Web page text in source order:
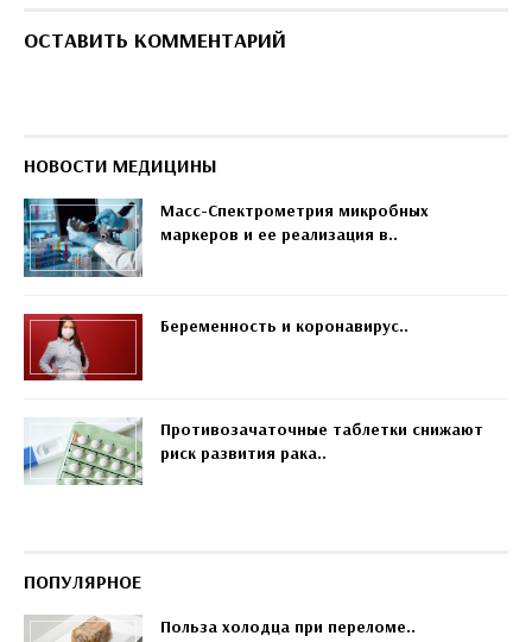
ОСТАВИТЬ КОММЕНТАРИЙ
НОВОСТИ МЕДИЦИНЫ
Масс-Спектрометрия микробных
маркеров и ее реализация в..
Беременность и коронавирус..
Противозачаточные таблетки снижают
риск развития рака..
ПОПУЛЯРНОЕ
Польза холодца при переломе..